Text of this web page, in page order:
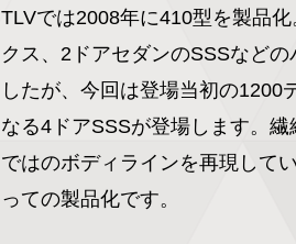
TLVでは2008年に410型を製品
クス、2ドアセダンのSSSなど
したが、今回は登場当初の1200
なる4ドアSSSが登場します。
ではのボディラインを再現して
っての製品化です。